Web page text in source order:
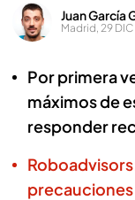
Juan García
Madrid, 29 DIC
Por primera
máximos de
responder
precauciones